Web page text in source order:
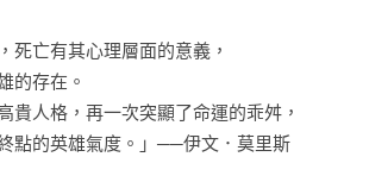
死亡有其心理層面的意義，
的存在。
貴人格，再一次突顯了命運的乖舛，
點的英雄氣度。」──伊文．莫里斯